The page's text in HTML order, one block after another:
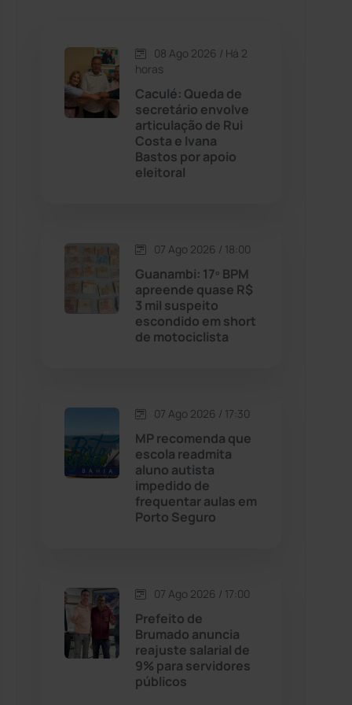
Caetité (1504)
Candiba
Cândido Sales
Caturama
Chapada Diamantina
Cordeiros (49)
Dom Basílio
Érico Cardoso
Esportes (522)
08 Ago 2026 / Há 2
horas
Caculé: Queda de
secretário envolve
articulação de Rui
Costa e Ivana
Bastos por apoio
eleitoral
07 Ago 2026 / 18:00
Guanambi: 17º BPM
apreende quase R$
3 mil suspeito
escondido em short
de motociclista
07 Ago 2026 / 17:30
MP recomenda que
escola readmita
aluno autista
impedido de
frequentar aulas em
Porto Seguro
07 Ago 2026 / 17:00
Prefeito de
Brumado anuncia
reajuste salarial de
9% para servidores
públicos